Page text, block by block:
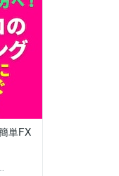
単FX